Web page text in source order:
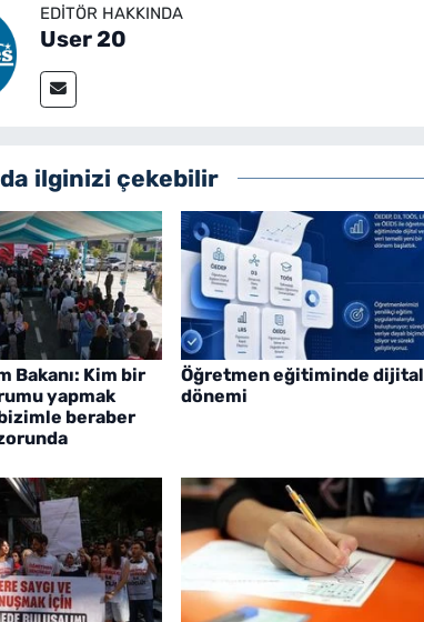
EDITÖR HAKKINDA
User 20
ilginizi çekebilir
Bakanı: Kim bir
yapmak
beraber
Öğretmen eğitiminde dijital
dönemi